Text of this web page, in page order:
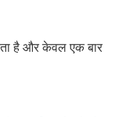
है और केवल एक बार